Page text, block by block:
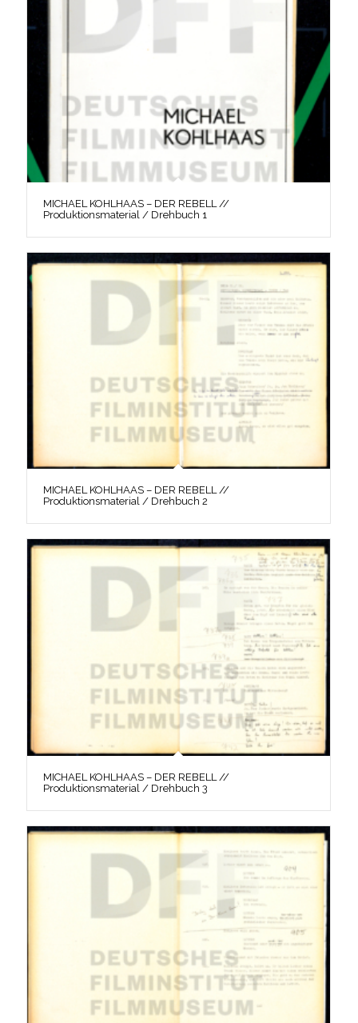
MICHAEL KOHLHAAS – DER REBELL //
Produktionsmaterial / Drehbuch 1
MICHAEL KOHLHAAS – DER REBELL //
Produktionsmaterial / Drehbuch 2
MICHAEL KOHLHAAS – DER REBELL //
Produktionsmaterial / Drehbuch 3